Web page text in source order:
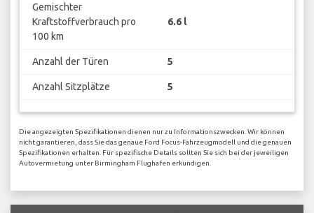
Gemischter
Kraftstoffverbrauch pro
100 km
6.6 l
Anzahl der Türen 5
Anzahl Sitzplätze 5
Die angezeigten Spezifikationen dienen nur zu Informationszwecken. Wir können
nicht garantieren, dass Sie das genaue Ford Focus-Fahrzeugmodell und die genauen
Spezifikationen erhalten. Für spezifische Details sollten Sie sich bei der jeweiligen
Autovermietung unter Birmingham Flughafen erkundigen.